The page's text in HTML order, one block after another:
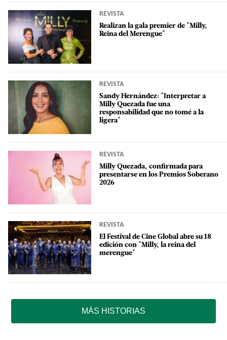
REVISTA
Realizan la gala premier de "Milly,
Reina del Merengue"
REVISTA
Sandy Hernández: "Interpretar a
Milly Quezada fue una
responsabilidad que no tomé a la
ligera"
REVISTA
Milly Quezada, confirmada para
presentarse en los Premios Soberano
2026
REVISTA
El Festival de Cine Global abre su 18
edición con "Milly, la reina del
merengue"
MÁS HISTORIAS